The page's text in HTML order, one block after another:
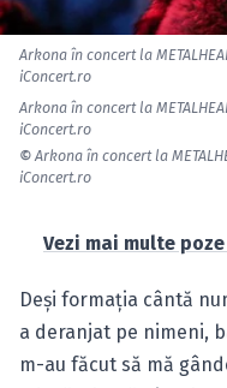
Arkona în concert la
iConcert.ro
Arkona în concert la
iConcert.ro
© Arkona în concert la
iConcert.ro
Vezi mai multe
Deşi formaţia cântă
a deranjat pe nimeni,
m-au făcut să mă